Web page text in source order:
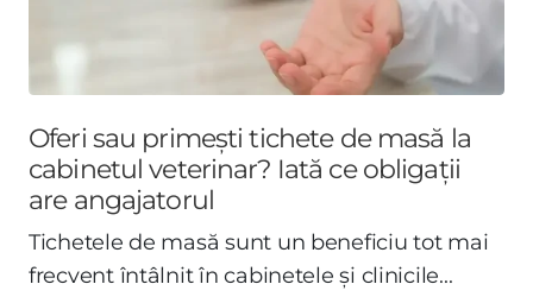
Oferi sau primești tichete de masă la
cabinetul veterinar? Iată ce obligații
are angajatorul
Tichetele de masă sunt un beneficiu tot mai
frecvent întâlnit în cabinetele și clinicile...